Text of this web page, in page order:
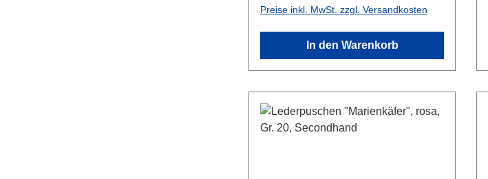
Preise inkl. MwSt. zzgl. Versandkosten
In den Warenkorb